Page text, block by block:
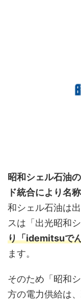
昭和シェル石油
ド統合により名
和シェル石油は
スは「出光昭和
り「idemitsuで
ます。
そのため「昭和
方の電力供給は